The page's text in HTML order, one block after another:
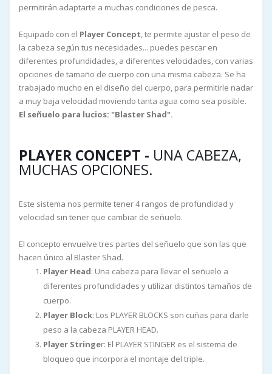
permitirán adaptarte a muchas condiciones de pesca.
Equipado con el Player Concept, te permite ajustar el peso de
la cabeza según tus necesidades... puedes pescar en
diferentes profundidades, a diferentes velocidades, con varias
opciones de tamaño de cuerpo con una misma cabeza. Se ha
trabajado mucho en el diseño del cuerpo, para permitirle nadar
a muy baja velocidad moviendo tanta agua como sea posible.
El señuelo para lucios: "Blaster Shad".
PLAYER CONCEPT - UNA CABEZA,
MUCHAS OPCIONES.
Este sistema nos permite tener 4 rangos de profundidad y
velocidad sin tener que cambiar de señuelo.
El concepto envuelve tres partes del señuelo que son las que
hacen único al Blaster Shad.
Player Head: Una cabeza para llevar el señuelo a
diferentes profundidades y utilizar distintos tamaños de
cuerpo.
Player Block: Los PLAYER BLOCKS son cuñas para darle
peso a la cabeza PLAYER HEAD.
Player Stringer: El PLAYER STINGER es el sistema de
bloqueo que incorpora el montaje del triple.